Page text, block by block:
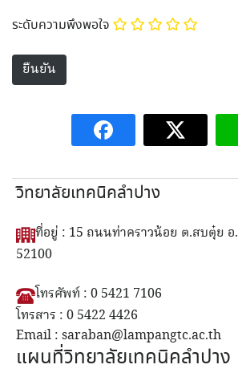
ระดับความพึงพอใจ
วิทยาลัยเทคนิคลำปาง
ที่อยู่ : 15 ถนนท่าคราวน้อย ต.สบตุ๋ย อ.
52100
โทรศัพท์ : 0 5421 7106
โทรสาร : 0 5422 4426
Email : saraban@lampangtc.ac.th
แผนที่วิทยาลัยเทคนิคลำปาง